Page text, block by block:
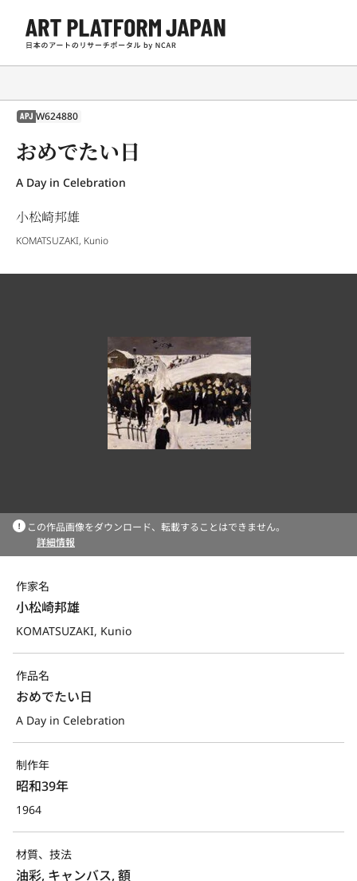
APJ W624880
おめでたい日
A Day in Celebration
小松崎邦雄
KOMATSUZAKI, Kunio
この作品画像をダウンロード、転載することはできません。
詳細情報
作家名
小松崎邦雄
KOMATSUZAKI, Kunio
作品名
おめでたい日
A Day in Celebration
制作年
昭和39年
1964
材質、技法
油彩, キャンバス, 額